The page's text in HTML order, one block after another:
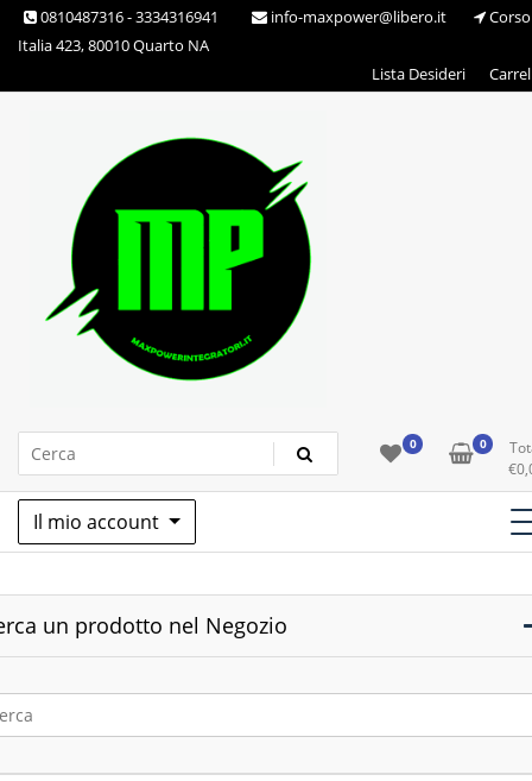
Skip 0810487316 - 3334316941 info-maxpower@libero.it
Corso
Italia 423, 80010 Quarto NA
Lista Desideri
Max Power Integratori 0 0
€
Il mio account
un prodotto nel Negozio